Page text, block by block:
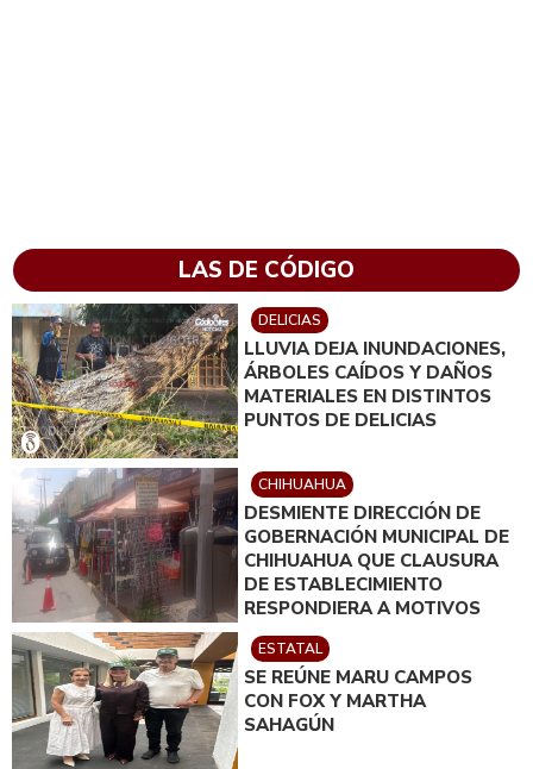
LAS DE CÓDIGO
DELICIAS
LLUVIA DEJA INUNDACIONES,
ÁRBOLES CAÍDOS Y DAÑOS
MATERIALES EN DISTINTOS
PUNTOS DE DELICIAS
CHIHUAHUA
DESMIENTE DIRECCIÓN DE
GOBERNACIÓN MUNICIPAL DE
CHIHUAHUA QUE CLAUSURA
DE ESTABLECIMIENTO
RESPONDIERA A MOTIVOS
POLÍTICOS
ESTATAL
SE REÚNE MARU CAMPOS
CON FOX Y MARTHA
SAHAGÚN